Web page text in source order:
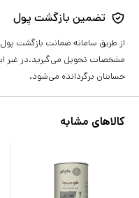
تضمین بازگشت پول
از طریق سامانه ضمانت بازگشت پول
مشخصات تحویل می‌گیرید.در غیر
حسابتان برگردانده می‌شود.
کالاهای مشابه